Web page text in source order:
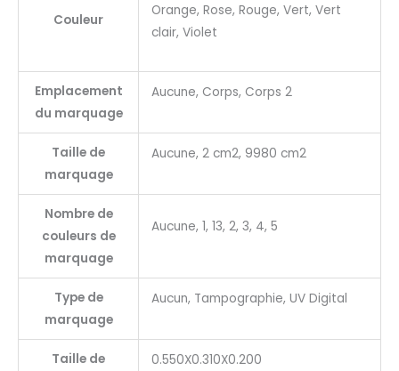
Couleur
Orange, Rose, Rouge, Vert, Vert
clair, Violet
Emplacement
du marquage
Aucune, Corps, Corps 2
Taille de
marquage
Aucune, 2 cm2, 9980 cm2
Nombre de
couleurs de
marquage
Aucune, 1, 13, 2, 3, 4, 5
Type de
marquage
Aucun, Tampographie, UV Digital
Taille de
0.550X0.310X0.200